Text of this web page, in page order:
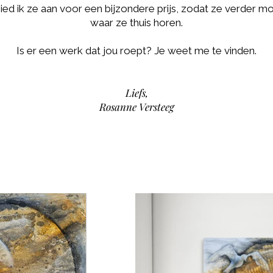
ik ze aan voor een bijzondere prijs, zodat ze verder
waar ze thuis horen.
Is er een werk dat jou roept? Je weet me te vinden.
Liefs,
Rosanne Versteeg